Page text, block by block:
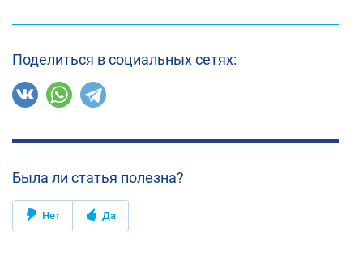
Поделиться в социальных сетях:
Была ли статья полезна?
Нет Да